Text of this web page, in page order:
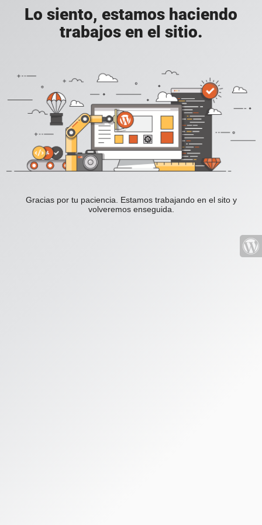
Lo siento, estamos haciendo
trabajos en el sitio.
Gracias por tu paciencia. Estamos trabajando en el sito y
volveremos enseguida.